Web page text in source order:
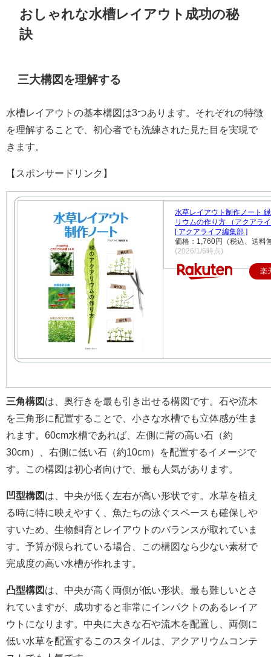
おしゃれな水槽レイアウト成功の秘
訣
三大構図を理解する
水槽レイアウトの基本構図は3つあります。それぞれの特徴
を理解することで、初心者でも洗練された見た目を実現で
きます。
【スポンサードリンク】
水草レイアウト制作ノート
リウムの作り方 （アクアラ
[ アクアライフ編集部 ]
価格：1,760円（税込、送料
(2026/1/6時点)
楽
三角構図 は、奥行きを最も引き出せる構図です。石や流木
を三角形に配置することで、小さな水槽でも立体感が生ま
れます。60cm水槽であれば、左側に背の高い石（約
30cm）、右側に低い石（約10cm）を配置するイメージで
す。この構図は初心者向けで、最も人気があります。
凹型構図 は、中央が低く左右が高い形状です。水草を植え
る時に特に映えやすく、魚たちの泳ぐスペースも確保しや
すいため、生物飼育とレイアウトのバランスが取れていま
す。予算が限られている場合、この構図なら少ない素材で
完成度の高い水槽が作れます。
凸型構図 は、中央が高く両側が低い形状。最も難しいとさ
れていますが、成功すると非常にインパクトのあるレイア
ウトになります。中央に大きな石や流木を配置し、両側に
低い水草を配置するこのスタイルは、アクアリウムコンテ